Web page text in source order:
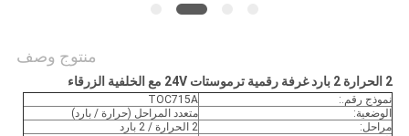
منتوج وصف
2 الحرارة 2 بارد غرفة رقمية ترموستات 24V مع الخلفية الزرقاء
نموذج رقم.:
TOC715A
الوضعية:
متعدد المراحل (حرارة / بارد)
مراحل:
2 الحرارة / 2 بارد